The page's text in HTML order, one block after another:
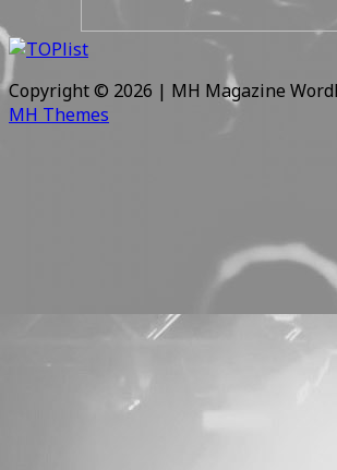
Copyright © 2026 | MH Magazine
MH Themes